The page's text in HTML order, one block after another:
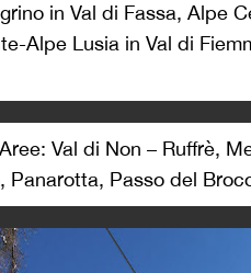
in Val di Fassa, Alpe
Alpe Lusia in Val di
Val di Non – Ruffrè,
Panarotta, Passo del